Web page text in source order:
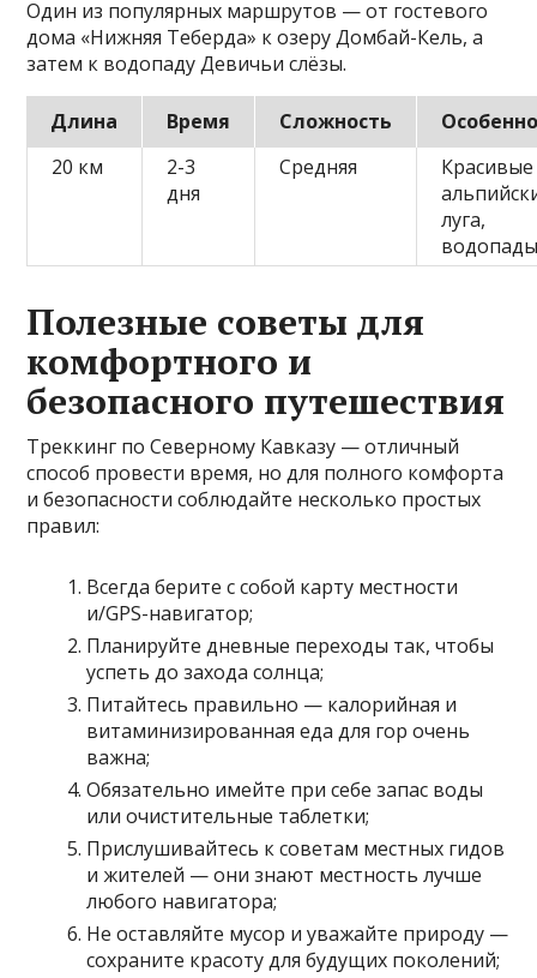
Один из популярных маршрутов — от гостевого
дома «Нижняя Теберда» к озеру Домбай-Кель, а
затем к водопаду Девичьи слёзы.
Длина Время Сложность
20 км
2-3
дня
Средняя
Красивые
луга,
Полезные советы для
комфортного и
безопасного путешествия
Треккинг по Северному Кавказу — отличный
способ провести время, но для полного комфорта
и безопасности соблюдайте несколько простых
правил:
Всегда берите с собой карту местности
и/GPS-навигатор;
Планируйте дневные переходы так, чтобы
успеть до захода солнца;
Питайтесь правильно — калорийная и
витаминизированная еда для гор очень
важна;
Обязательно имейте при себе запас воды
или очистительные таблетки;
Прислушивайтесь к советам местных гидов
и жителей — они знают местность лучше
любого навигатора;
Не оставляйте мусор и уважайте природу —
сохраните красоту для будущих поколений;